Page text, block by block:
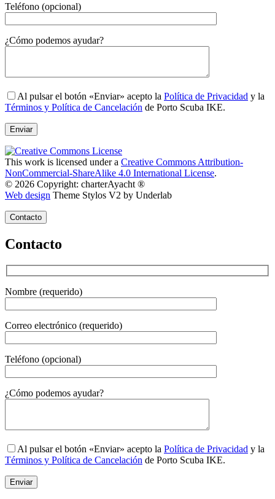
Teléfono (opcional)
Gender
¿Cómo podemos ayudar?
Al pulsar el botón «Enviar» acepto la Política de Privacidad y la
Términos y Política de Cancelación de Porto Scuba IKE.
This work is licensed under a Creative Commons Attribution-
NonCommercial-ShareAlike 4.0 International License.
© 2026 Copyright: charterAyacht ®
Web design Theme Stylos V2 by Underlab
Contacto
Contacto
Nombre (requerido)
Correo electrónico (requerido)
Teléfono (opcional)
Gender
¿Cómo podemos ayudar?
Al pulsar el botón «Enviar» acepto la Política de Privacidad y la
Términos y Política de Cancelación de Porto Scuba IKE.